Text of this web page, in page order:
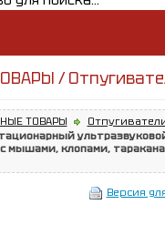
/
ТОВАРЫ
мышами, клопами,
Версия